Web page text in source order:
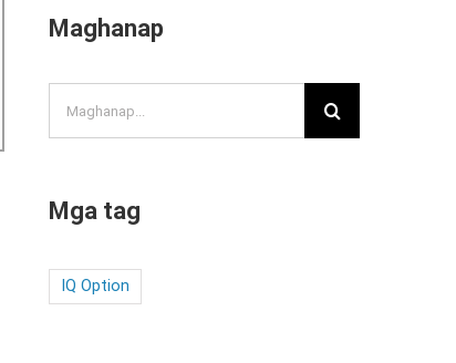
Maghanap
Mga tag
IQ Option